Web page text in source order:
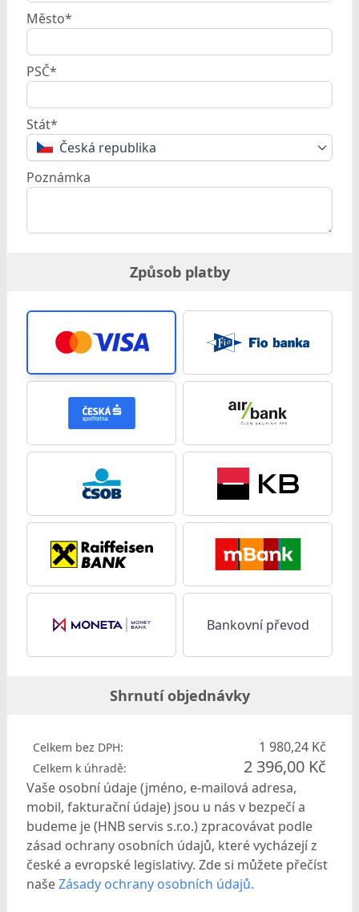
Město*
PSČ*
Stát*
Česká republika
Poznámka
Způsob platby
Bankovní převod
Shrnutí objednávky
Celkem bez DPH: 1 980,24 Kč
Celkem k úhradě: 2 396,00 Kč
Vaše osobní údaje (jméno, e-mailová adresa,
mobil, fakturační údaje) jsou u nás v bezpečí a
budeme je (HNB servis s.r.o.) zpracovávat podle
zásad ochrany osobních údajů, které vycházejí z
české a evropské legislativy. Zde si můžete přečíst
našeZásady ochrany osobních údajů.